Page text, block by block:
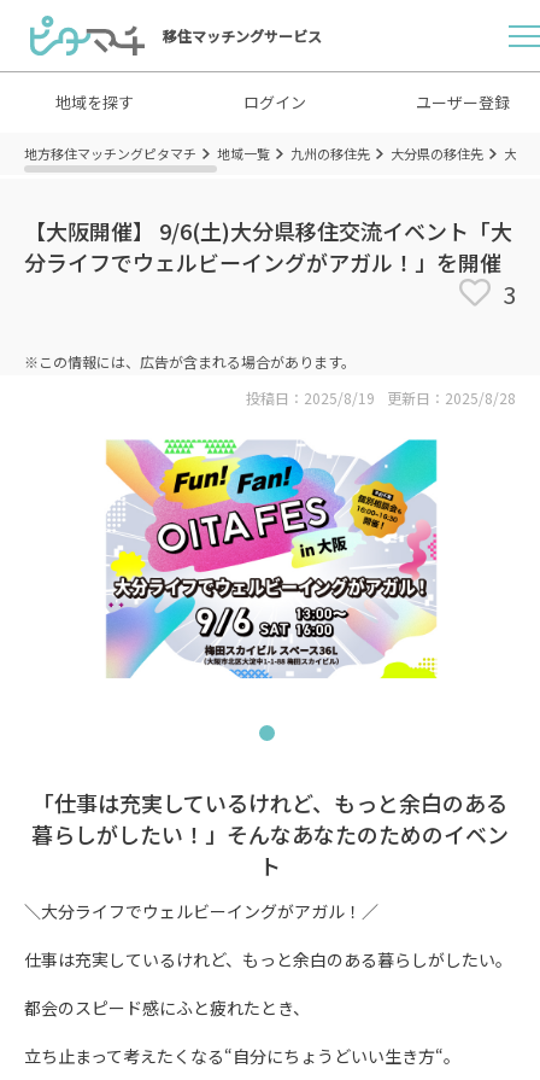
移住マッチングサービス
地域を探す ログイン ユーザー登録
地方移住マッチングピタマチ 地域一覧 九州の移住先 大分県の移住先 大分
【大阪開催】 9/6(土)大分県移住交流イベント「大
分ライフでウェルビーイングがアガル！」を開催
3
※この情報には、広告が含まれる場合があります。
投稿日：2025/8/19
更新日：2025/8/28
「仕事は充実しているけれど、もっと余白のある
暮らしがしたい！」そんなあなたのためのイベン
ト
＼大分ライフでウェルビーイングがアガル！／
仕事は充実しているけれど、もっと余白のある暮らしがしたい。
都会のスピード感にふと疲れたとき、
立ち止まって考えたくなる“自分にちょうどいい生き方“。